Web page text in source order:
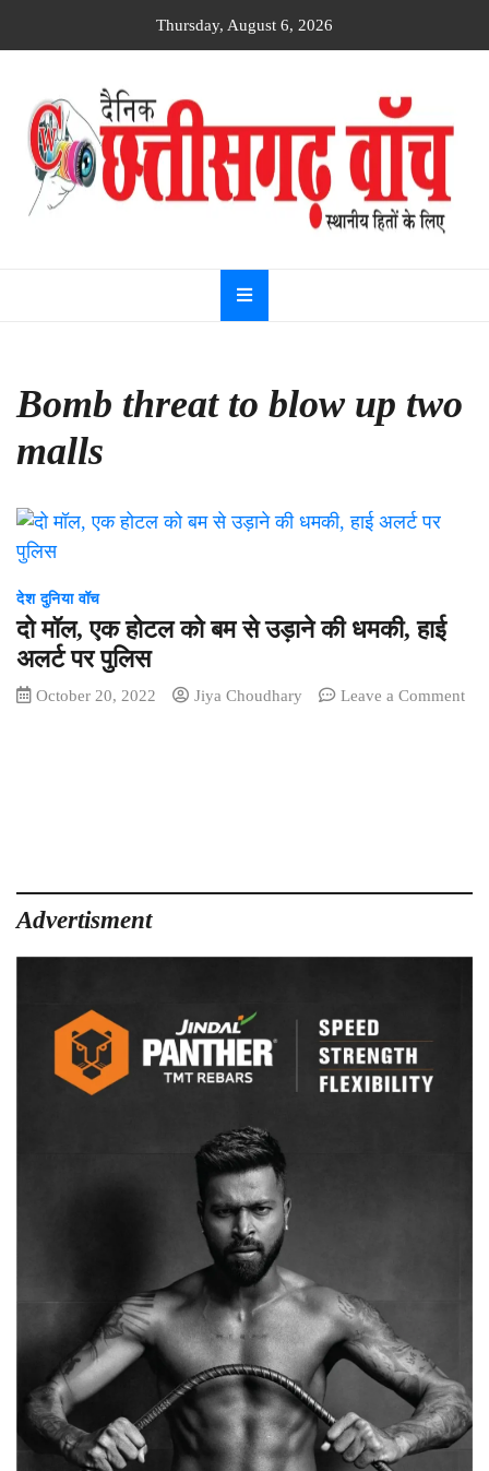
Thursday, August 6, 2026
Dainik
Chhattisgarh
watch
Bomb threat to blow up two
malls
देश दुनिया वॉच
दो मॉल, एक होटल को बम से उड़ाने की धमकी, हाई
अलर्ट पर पुलिस
October 20, 2022 Jiya Choudhary
Leave a Comment
उड़ाने
की
धमकी,
Advertisment